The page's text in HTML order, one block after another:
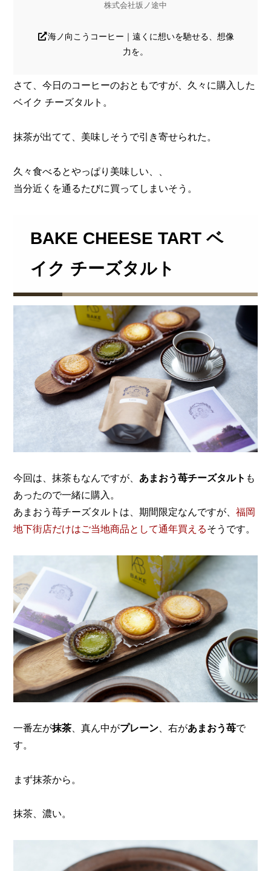
株式会社坂ノ途中
海ノ向こうコーヒー｜遠くに想いを馳せる、想像
力を。
さて、今日のコーヒーのおともですが、久々に購入した
ベイク チーズタルト。
抹茶が出てて、美味しそうで引き寄せられた。
久々食べるとやっぱり美味しい、、
当分近くを通るたびに買ってしまいそう。
BAKE CHEESE TART ベ
イク チーズタルト
今回は、抹茶もなんですが、 あまおう苺チーズタルト も
あったので一緒に購入。
あまおう苺チーズタルトは、期間限定なんですが、 福岡
地下街店だけはご当地商品として通年買えるそうです。
一番左が抹茶 、真ん中がプレーン 、右があまおう苺で
す。
まず抹茶から。
抹茶、濃い。